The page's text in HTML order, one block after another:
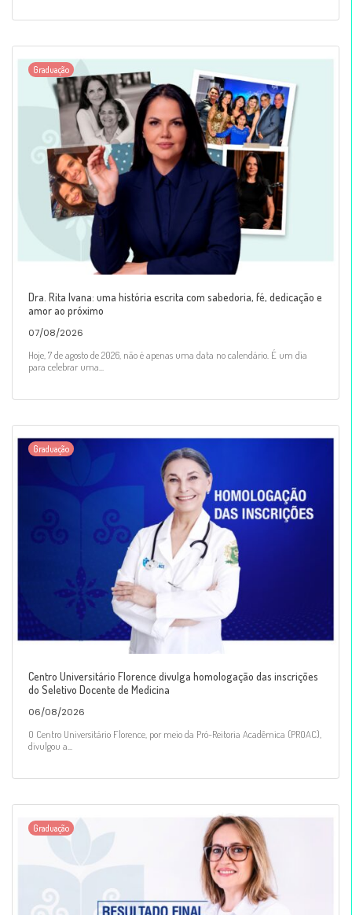
Graduação
Dra. Rita Ivana: uma história escrita com sabedoria, fé, dedicação e
amor ao próximo
07/08/2026
Hoje, 7 de agosto de 2026, não é apenas uma data no calendário. É um dia
para celebrar uma...
Graduação
Centro Universitário Florence divulga homologação das inscrições
do Seletivo Docente de Medicina
06/08/2026
O Centro Universitário Florence, por meio da Pró-Reitoria Acadêmica (PROAC),
divulgou a...
Graduação